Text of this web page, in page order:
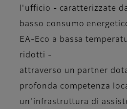
l'ufficio - caratterizzate
basso consumo
EA-Eco a bassa
ridotti -
attraverso un partner
profonda competenza
un'infrastruttura di